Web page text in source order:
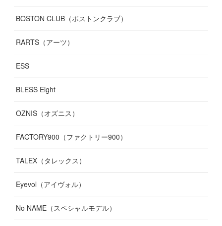
BOSTON CLUB（ボストンクラブ）
RARTS（アーツ）
ESS
BLESS Eight
OZNIS（オズニス）
FACTORY900（ファクトリー900）
TALEX（タレックス）
Eyevol（アイヴォル）
No NAME（スペシャルモデル）